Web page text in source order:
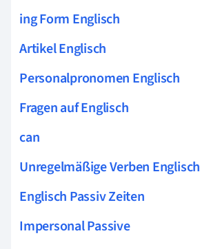
ing Form Englisch
Artikel Englisch
Personalpronomen Englisch
Fragen auf Englisch
can
Unregelmäßige Verben Englisch
Englisch Passiv Zeiten
Impersonal Passive